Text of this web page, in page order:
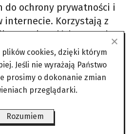
do ochrony prywatności i
internecie. Korzystają z
aktywiści czy osoby,
pełnych
aktywności online. W
Brukseli zaczynają
jako potencjalna
egzekwowaniu
plików cookies, dzięki którym
Jeśli nie wyrażają Państwo
prosimy o dokonanie zmian
przeglądarki.
Rozumiem